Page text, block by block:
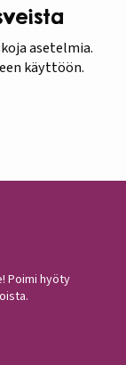
asetelmia.
käyttöön.
Poimi hyöty